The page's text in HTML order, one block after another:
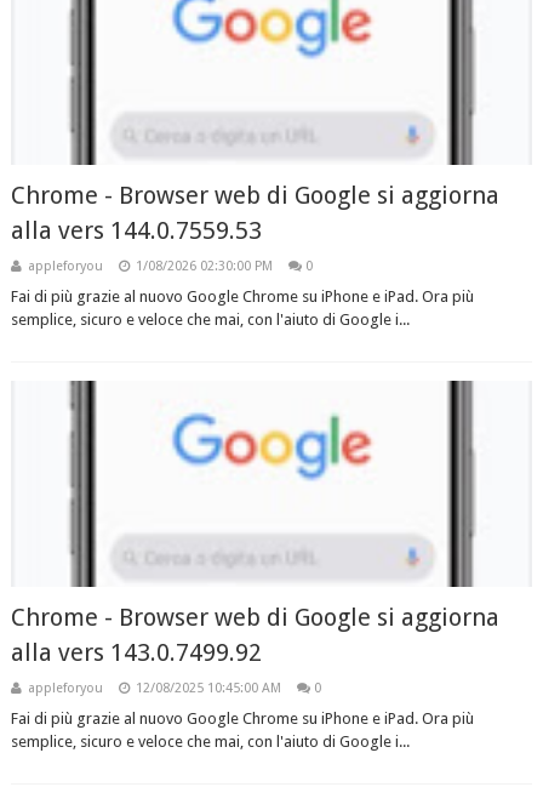
Chrome - Browser web di Google si aggiorna
alla vers 144.0.7559.53
appleforyou 1/08/2026 02:30:00 PM 0
Fai di più grazie al nuovo Google Chrome su iPhone e iPad. Ora più
semplice, sicuro e veloce che mai, con l'aiuto di Google i...
Chrome - Browser web di Google si aggiorna
alla vers 143.0.7499.92
appleforyou 12/08/2025 10:45:00 AM 0
Fai di più grazie al nuovo Google Chrome su iPhone e iPad. Ora più
semplice, sicuro e veloce che mai, con l'aiuto di Google i...